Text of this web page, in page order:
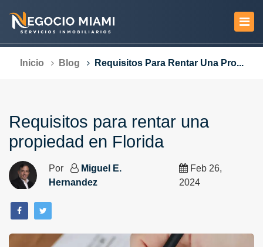
Inicio Blog Requisitos Para Rentar Una Pro...
Requisitos para rentar una
propiedad en Florida
Por
Miguel E.
Hernandez
Feb 26,
2024